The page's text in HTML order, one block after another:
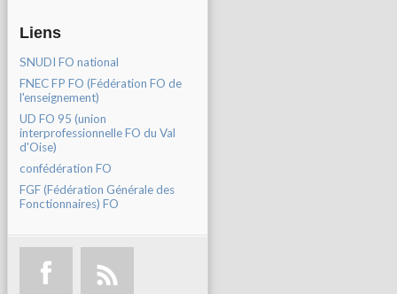
Liens
SNUDI FO national
FNEC FP FO (Fédération FO de
l'enseignement)
UD FO 95 (union
interprofessionnelle FO du Val
d'Oise)
confédération FO
FGF (Fédération Générale des
Fonctionnaires) FO